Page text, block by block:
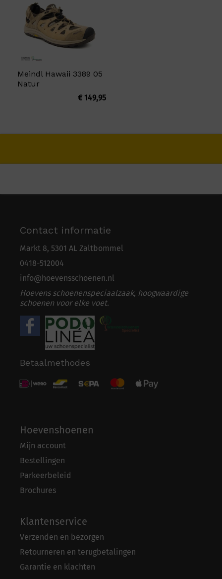
Meindl Hawaii 3389 05
Natur
€149,95
Contact informatie
Markt 8, 5301 AL Zaltbommel
0418-512004
info@hoevensschoenen.nl
Hoevens schoenenspeciaalzaak, hoogwaardige
schoenen voor elke voet.
Betaalmethodes
Hoevenshoenen
Mijn account
Bestellingen
Parkeerbeleid
Brochures
Klantenservice
Verzenden en bezorgen
Retourneren en terugbetalingen
Garantie en klachten